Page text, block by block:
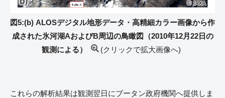
図5:(b) ALOSデジタル地形データ・高精細カラー画像から作
成された氷河湖AおよびB周辺の鳥瞰図（2010年12月22日の
観測による）
(クリックで拡大画像へ)
これらの解析結果は観測翌日にブータン政府機関へ提供しま